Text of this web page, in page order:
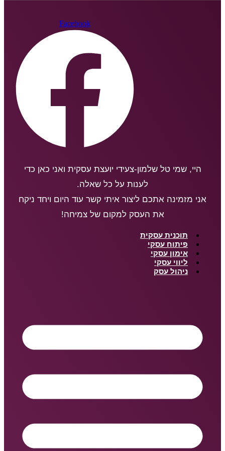
Facebook
היי, שמי טל שלמון-צעידי יועצת עסקית ואני כאן כדי
לענות על כל שאלה.
אני מזמינה אתכם ליצור איתי קשר עוד היום ויחד ניקח
את העסק למקום של צמיחה!
תוכנית עסקית
פיתוח עסקי
אימון עסקי
ליווי עסקי
ניהול עסק